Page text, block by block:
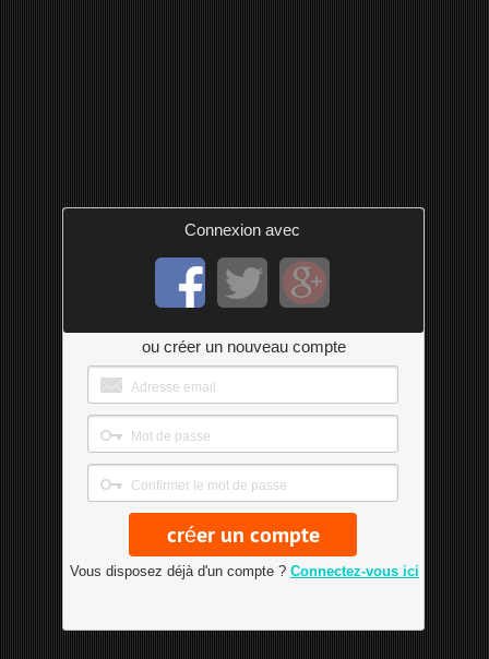
Connexion avec
ou créer un nouveau compte
Vous disposez déjà d'un compte ? Connectez-vous ici